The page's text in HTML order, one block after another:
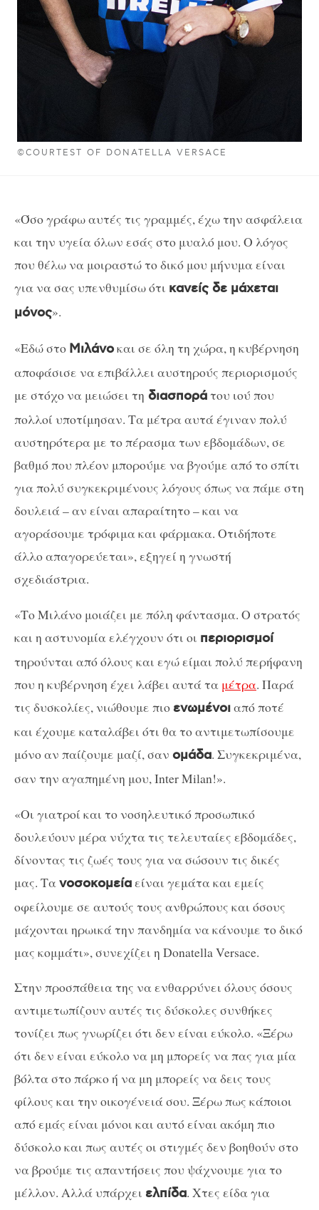
©COURTEST OF DONATELLA VERSACE
«Όσο γράφω αυτές τις γραμμές, έχω την ασφάλεια
και την υγεία όλων εσάς στο μυαλό μου. Ο λόγος
που θέλω να μοιραστώ το δικό μου μήνυμα είναι
για να σας υπενθυμίσω ότι κανείς δε μάχεται
μόνος».
«Εδώ στο Μιλάνοκαι σε όλη τη χώρα, η κυβέρνηση
αποφάσισε να επιβάλλει αυστηρούς περιορισμούς
με στόχο να μειώσει τη διασποράτου ιού που
πολλοί υποτίμησαν. Τα μέτρα αυτά έγιναν πολύ
αυστηρότερα με το πέρασμα των εβδομάδων, σε
βαθμό που πλέον μπορούμε να βγούμε από το σπίτι
για πολύ συγκεκριμένους λόγους όπως να πάμε στη
δουλειά – αν είναι απαραίτητο – και να
αγοράσουμε τρόφιμα και φάρμακα. Οτιδήποτε
άλλο απαγορεύεται», εξηγεί η γνωστή
σχεδιάστρια.
«Το Μιλάνο μοιάζει με πόλη φάντασμα. Ο στρατός
και η αστυνομία ελέγχουν ότι οι περιορισμοί
τηρούνται από όλους και εγώ είμαι πολύ περήφανη
που η κυβέρνηση έχει λάβει αυτά τα μέτρα. Παρά
τις δυσκολίες, νιώθουμε πιο ενωμένοιαπό ποτέ
και έχουμε καταλάβει ότι θα το αντιμετωπίσουμε
μόνο αν παίζουμε μαζί, σαν ομάδα. Συγκεκριμένα,
σαν την αγαπημένη μου, Inter Milan!».
«Οι γιατροί και το νοσηλευτικό προσωπικό
δουλεύουν μέρα νύχτα τις τελευταίες εβδομάδες,
δίνοντας τις ζωές τους για να σώσουν τις δικές
μας. Τανοσοκομείαείναι γεμάτα και εμείς
οφείλουμε σε αυτούς τους ανθρώπους και όσους
μάχονται ηρωικά την πανδημία να κάνουμε το δικό
μας κομμάτι», συνεχίζει η Donatella Versace.
Στην προσπάθεια της να ενθαρρύνει όλους όσους
αντιμετωπίζουν αυτές τις δύσκολες συνθήκες
τονίζει πως γνωρίζει ότι δεν είναι εύκολο. «Ξέρω
ότι δεν είναι εύκολο να μη μπορείς να πας για μία
βόλτα στο πάρκο ή να μη μπορείς να δεις τους
φίλους και την οικογένειά σου. Ξέρω πως κάποιοι
από εμάς είναι μόνοι και αυτό είναι ακόμη πιο
δύσκολο και πως αυτές οι στιγμές δεν βοηθούν στο
να βρούμε τις απαντήσεις που ψάχνουμε για το
μέλλον. Αλλά υπάρχει ελπίδα. Χτες είδα για